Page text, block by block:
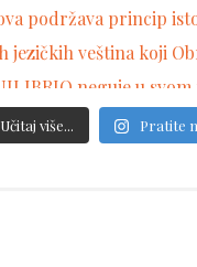
Učitaj više... Pratite